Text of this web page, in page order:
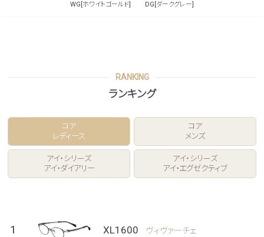
WG[ホワイトゴールド] DG[ダークグレー]
RANKING
ランキング
コア
レディース
コア
メンズ
アイ・シリーズ
アイ・ダイアリー
アイ・シリーズ
アイ・エグゼクティブ
1 XL1600 ヴィヴァーチェ